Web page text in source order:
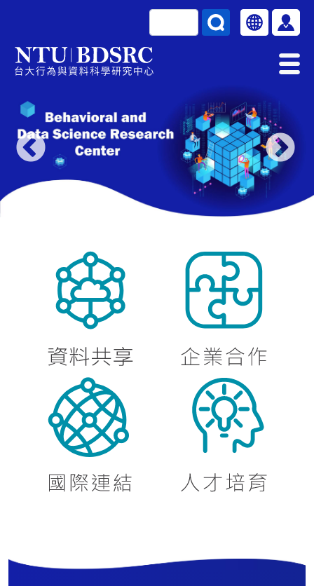
移至主內容
Select your
使用